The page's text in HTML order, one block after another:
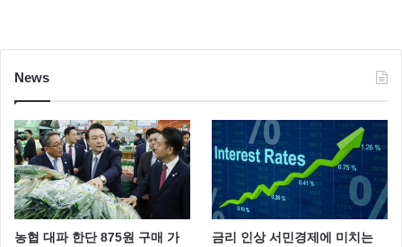
News
농협 대파 한단 875원 구매 가
금리 인상 서민경제에 미치는